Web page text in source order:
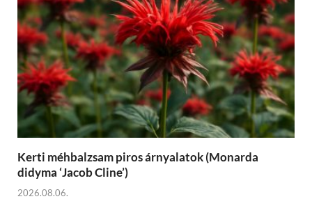
Kerti méhbalzsam piros árnyalatok (Monarda
didyma ‘Jacob Cline’)
2026.08.06.